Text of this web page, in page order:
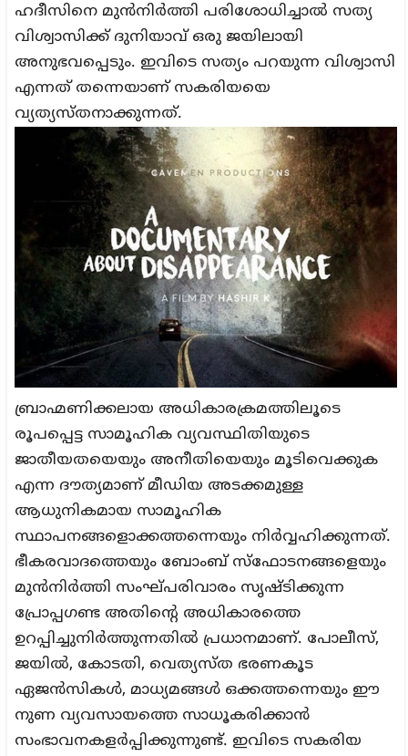
ഹദീസിനെ മുന്‍നിര്‍ത്തി പരിശോധിച്ചാല്‍ സത്യ
വിശ്വാസിക്ക് ദുനിയാവ് ഒരു ജയിലായി
അനുഭവപ്പെടും. ഇവിടെ സത്യം പറയുന്ന വിശ്വാസി
എന്നത് തന്നെയാണ് സകരിയയെ
വ്യത്യസ്തനാക്കുന്നത്.
ബ്രാഹ്മണിക്കലായ അധികാരക്രമത്തിലൂടെ
രൂപപ്പെട്ട സാമൂഹിക വ്യവസ്ഥിതിയുടെ
ജാതീയതയെയും അനീതിയെയും മൂടിവെക്കുക
എന്ന ദൗത്യമാണ് മീഡിയ അടക്കമുള്ള
ആധുനികമായ സാമൂഹിക
സ്ഥാപനങ്ങളൊക്കത്തന്നെയും നിര്‍വ്വഹിക്കുന്നത്.
ഭീകരവാദത്തെയും ബോംബ് സ്ഫോടനങ്ങളെയും
മുന്‍നിര്‍ത്തി സംഘ്പരിവാരം സൃഷ്ടിക്കുന്ന
പ്രോപ്പഗണ്ട അതിന്‍റെ അധികാരത്തെ
ഉറപ്പിച്ചുനിര്‍ത്തുന്നതില്‍ പ്രധാനമാണ്. പോലീസ്,
ജയില്‍, കോടതി, വെത്യസ്ത ഭരണകൂട
ഏജന്‍സികള്‍, മാധ്യമങ്ങള്‍ ഒക്കത്തന്നെയും ഈ
നുണ വ്യവസായത്തെ സാധൂകരിക്കാന്‍
സംഭാവനകളര്‍പ്പിക്കുന്നുണ്ട്. ഇവിടെ സകരിയ